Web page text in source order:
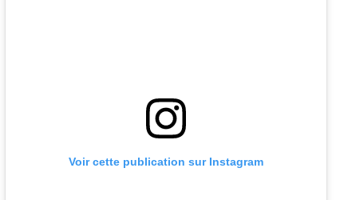
Voir cette publication sur Instagram